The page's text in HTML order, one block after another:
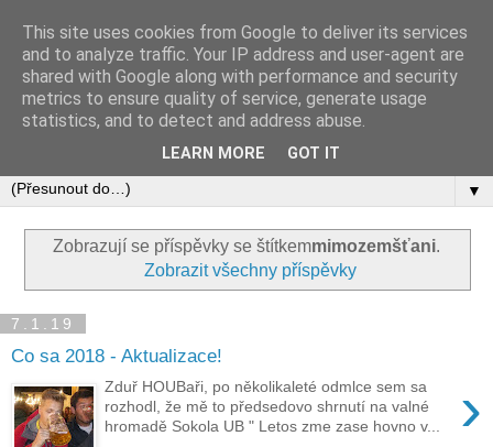
▼
Zobrazují se příspěvky se štítkemmimozemšťani.
Zobrazit všechny příspěvky
7.1.19
Co sa 2018 - Aktualizace!
›
Zduř HOUBaři, po několikaleté odmlce sem sa
rozhodl, že mě to předsedovo shrnutí na valné
hromadě Sokola UB " Letos zme zase hovno v...
This site uses cookies from Google to deliver its services
and to analyze traffic. Your IP address and user-agent are
shared with Google along with performance and security
metrics to ensure quality of service, generate usage
statistics, and to detect and address abuse.
LEARN MORE GOT IT